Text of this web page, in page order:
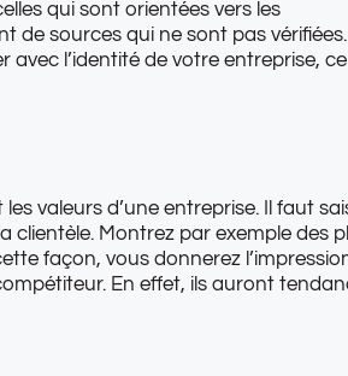
qui sont orientées vers les
de sources qui ne sont pas vérifiées.
avec l’identité de votre entreprise,
valeurs d’une entreprise. Il faut
Montrez par exemple des
façon, vous donnerez
En effet, ils auront